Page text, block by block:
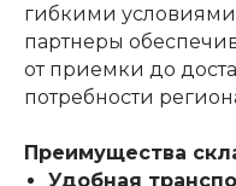
гибкими
партнеры
от приемки до
потребности
Преимущества
Удобная